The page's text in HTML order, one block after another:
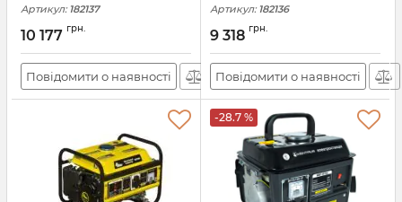
Артикул: 182137
10 177 грн.
Повідомити о наявності
Артикул: 182136
9 318 грн.
Повідомити о наявності
-28.7 %